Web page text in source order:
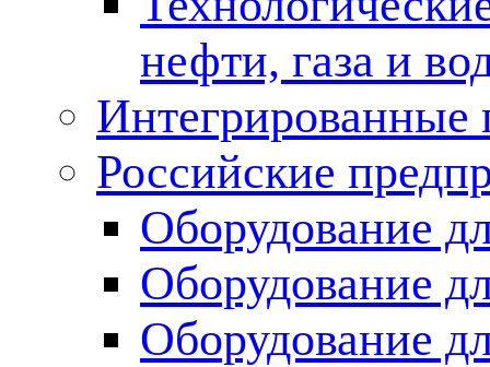
нефти, газа и
Российские
Оборудование
Оборудование
Оборудование